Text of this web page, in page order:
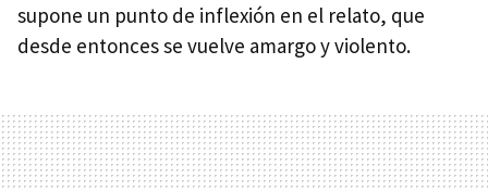
supone un punto de inflexión en el relato, que
desde entonces se vuelve amargo y violento.